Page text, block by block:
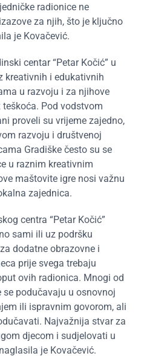
radionice ne
za njih, što je ključno
je Kovačević.
centar “Petar Kočić” u
kreativnih i edukativnih
u razvoju i za njihove
Pod vodstvom
proveli su vrijeme zajedno,
razvoju i društvenoj
Gradiške često su se
u raznim kreativnim
maštovite igre nosi važnu
zajednica.
centra “Petar Kočić”
sami ili uz podršku
dodatne obrazovne i
prije svega trebaju
ovih radionica. Mnogi od
podučavaju u osnovnoj
ili ispravnim govorom, ali
Najvažnija stvar za
djecom i sudjelovati u
je Kovačević.